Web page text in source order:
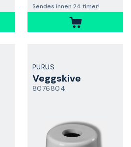
Sendes innen 24 timer!
PURUS
Veggskive
8076804